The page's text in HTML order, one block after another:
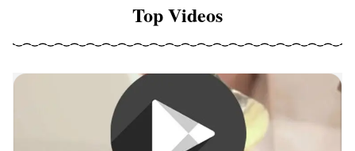
Top Videos